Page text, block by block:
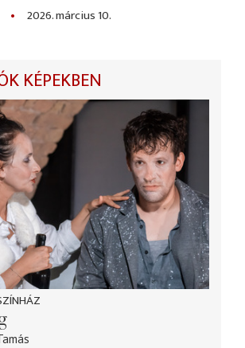
2026. március 10.
KÉPEKBEN